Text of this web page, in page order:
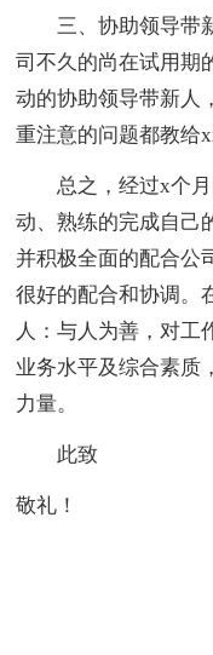
三、协助领导带新
司不久的尚在试用期
动的协助领导带新人
重注意的问题都教给
总之，经过x个月
动、熟练的完成自己
并积极全面的配合公
很好的配合和协调。
人：与人为善，对工
业务水平及综合素质
力量。
此致
敬礼！